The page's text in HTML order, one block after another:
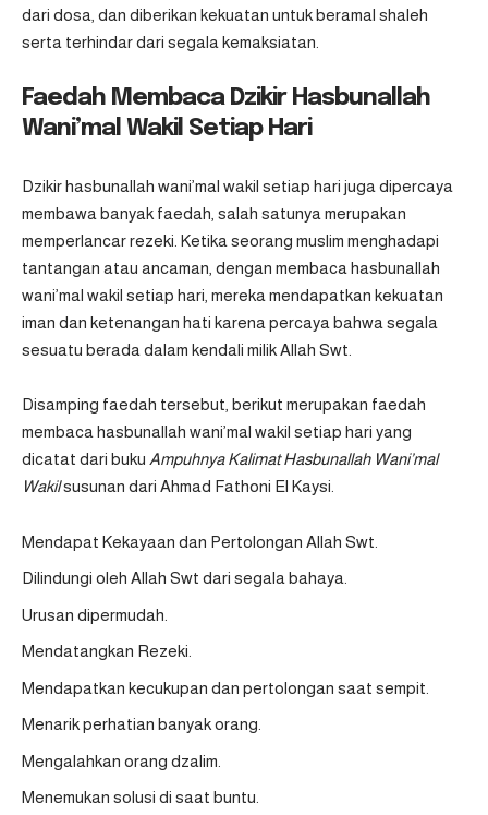
dari dosa, dan diberikan kekuatan untuk beramal shaleh
serta terhindar dari segala kemaksiatan.
Faedah Membaca Dzikir Hasbunallah
Wani’mal Wakil Setiap Hari
Dzikir hasbunallah wani’mal wakil setiap hari juga dipercaya
membawa banyak faedah, salah satunya merupakan
memperlancar rezeki. Ketika seorang muslim menghadapi
tantangan atau ancaman, dengan membaca hasbunallah
wani’mal wakil setiap hari, mereka mendapatkan kekuatan
iman dan ketenangan hati karena percaya bahwa segala
sesuatu berada dalam kendali milik Allah Swt.
Disamping faedah tersebut, berikut merupakan faedah
membaca hasbunallah wani’mal wakil setiap hari yang
dicatat dari buku Ampuhnya Kalimat Hasbunallah Wani’mal
Wakilsusunan dari Ahmad Fathoni El Kaysi.
Mendapat Kekayaan dan Pertolongan Allah Swt.
Dilindungi oleh Allah Swt dari segala bahaya.
Urusan dipermudah.
Mendatangkan Rezeki.
Mendapatkan kecukupan dan pertolongan saat sempit.
Menarik perhatian banyak orang.
Mengalahkan orang dzalim.
Menemukan solusi di saat buntu.